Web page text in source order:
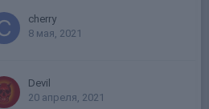
cherry
8 мая, 2021
Devil
20 апреля, 2021